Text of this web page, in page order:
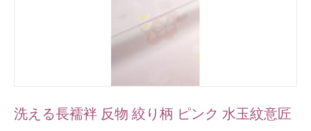
洗える長襦袢 反物 絞り柄 ピンク 水玉紋意匠